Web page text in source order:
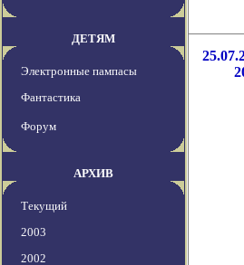
ДЕТЯМ
Электронные пампасы
Фантастика
Форум
АРХИВ
Текущий
2003
2002